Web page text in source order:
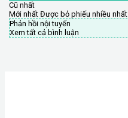
Cũ nhất
Mới nhất Được bỏ phiếu nhiều nhất
Phản hồi nội tuyến
Xem tất cả bình luận